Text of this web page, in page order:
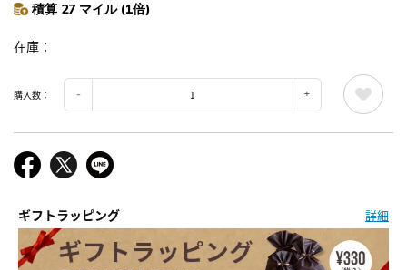
積算 27 マイル (1倍)
在庫
購入数：
ギフトラッピング 詳細